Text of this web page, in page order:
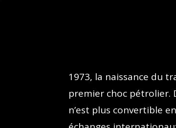
1973, la naissance du
premier choc pétrolier.
n’est plus convertible